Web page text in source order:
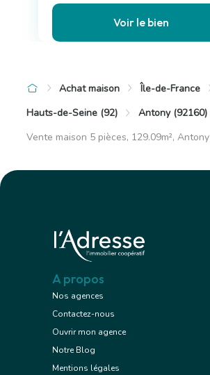
Voir le bien
Achat maison
Île-de-France
Hauts-de-Seine (92)
Antony (92160)
Vente maison 5 pièces, 129.09m², Antony
A propos
Nos agences
Contactez-nous
Ouvrir mon agence
Notre Blog
Mentions légales